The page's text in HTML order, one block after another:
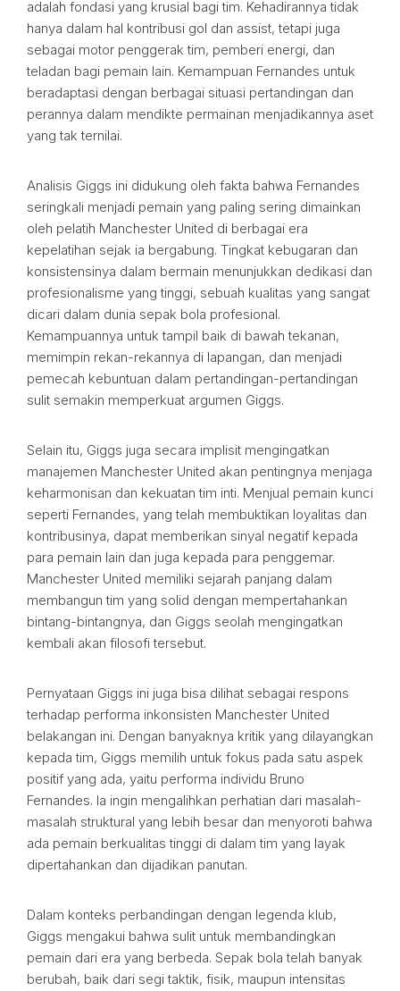
adalah fondasi yang krusial bagi tim. Kehadirannya tidak
hanya dalam hal kontribusi gol dan assist, tetapi juga
sebagai motor penggerak tim, pemberi energi, dan
teladan bagi pemain lain. Kemampuan Fernandes untuk
beradaptasi dengan berbagai situasi pertandingan dan
perannya dalam mendikte permainan menjadikannya aset
yang tak ternilai.
Analisis Giggs ini didukung oleh fakta bahwa Fernandes
seringkali menjadi pemain yang paling sering dimainkan
oleh pelatih Manchester United di berbagai era
kepelatihan sejak ia bergabung. Tingkat kebugaran dan
konsistensinya dalam bermain menunjukkan dedikasi dan
profesionalisme yang tinggi, sebuah kualitas yang sangat
dicari dalam dunia sepak bola profesional.
Kemampuannya untuk tampil baik di bawah tekanan,
memimpin rekan-rekannya di lapangan, dan menjadi
pemecah kebuntuan dalam pertandingan-pertandingan
sulit semakin memperkuat argumen Giggs.
Selain itu, Giggs juga secara implisit mengingatkan
manajemen Manchester United akan pentingnya menjaga
keharmonisan dan kekuatan tim inti. Menjual pemain kunci
seperti Fernandes, yang telah membuktikan loyalitas dan
kontribusinya, dapat memberikan sinyal negatif kepada
para pemain lain dan juga kepada para penggemar.
Manchester United memiliki sejarah panjang dalam
membangun tim yang solid dengan mempertahankan
bintang-bintangnya, dan Giggs seolah mengingatkan
kembali akan filosofi tersebut.
Pernyataan Giggs ini juga bisa dilihat sebagai respons
terhadap performa inkonsisten Manchester United
belakangan ini. Dengan banyaknya kritik yang dilayangkan
kepada tim, Giggs memilih untuk fokus pada satu aspek
positif yang ada, yaitu performa individu Bruno
Fernandes. Ia ingin mengalihkan perhatian dari masalah-
masalah struktural yang lebih besar dan menyoroti bahwa
ada pemain berkualitas tinggi di dalam tim yang layak
dipertahankan dan dijadikan panutan.
Dalam konteks perbandingan dengan legenda klub,
Giggs mengakui bahwa sulit untuk membandingkan
pemain dari era yang berbeda. Sepak bola telah banyak
berubah, baik dari segi taktik, fisik, maupun intensitas